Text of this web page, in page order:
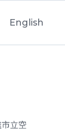
English
立空